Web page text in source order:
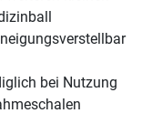
bei Nutzung